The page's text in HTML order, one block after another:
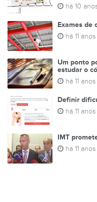
há 10
Exames de
há 11 anos
Um ponto
estudar o
há 11 anos
Definir
há 11 anos
IMT
há 11 anos